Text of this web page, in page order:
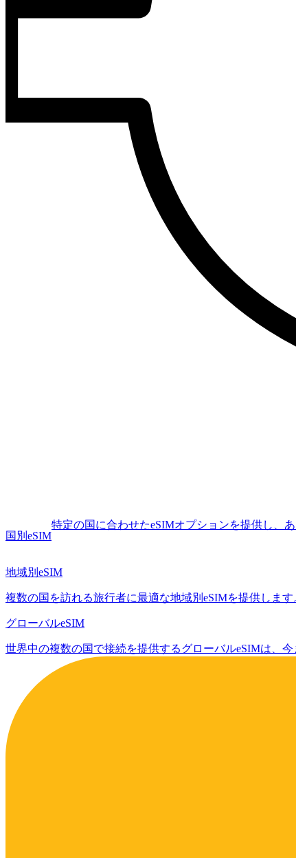
国別eSIM
特定の国に合わせたeSIMオプションを提供し、
地域別eSIM
複数の国を訪れる旅行者に最適な地域別eSIMを提供します
グローバルeSIM
世界中の複数の国で接続を提供するグローバルeSIMは、